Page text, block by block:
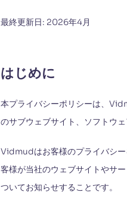
最終更新日: 2026年4月
はじめに
本プライバシーポリシーは、
のサブウェブサイト、ソフトウ
Vidmudはお客様のプライバシー
客様が当社のウェブサイトやサ
ついてお知らせすることです。